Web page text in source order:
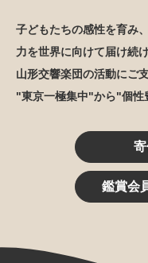
子どもたちの感性を育み
力を世界に向けて届け続け
山形交響楽団の活動にご
"東京一極集中"から"個性
鑑賞会